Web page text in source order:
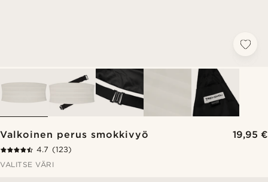
Valkoinen perus smokkivyö 19,95 €
4.7 (123)
VALITSE VÄRI